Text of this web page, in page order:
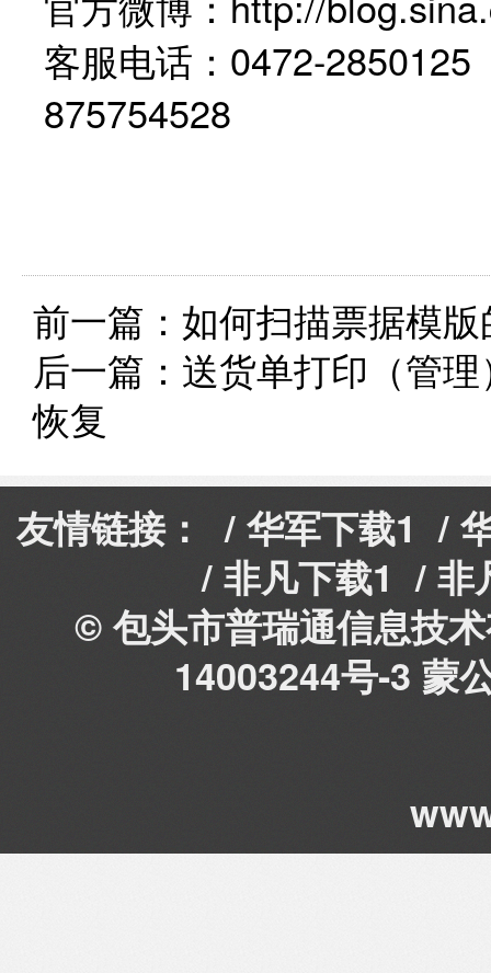
客服电话：0472-
875754528
前一篇： 如何扫描票据模
后一篇： 送货单打印（管
恢复
友情链接： / 华军下载1 /
/ 非凡下载1 / 非
© 包头市普瑞通信息技
14003244号-3 蒙